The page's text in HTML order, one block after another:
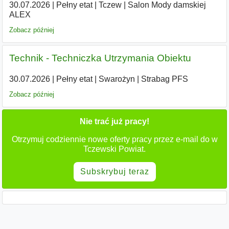
30.07.2026| Pełny etat| Tczew|
Salon Mody damskiej
ALEX
Zobacz później
Technik - Techniczka Utrzymania Obiektu
30.07.2026| Pełny etat| Swarożyn Strabag PFS
Zobacz później
Nie trać już pracy!
Otrzymuj codziennie nowe oferty pracy przez e-mail do w
Tczewski Powiat.
Subskrybuj teraz